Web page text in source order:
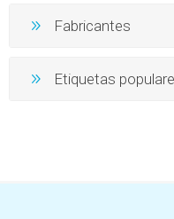
Fabricantes
Etiquetas